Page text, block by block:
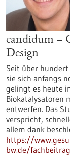
candidum –
Design
Seit über hundert
sie sich anfangs
gelingt es heute
Biokatalysatoren
entwerfen. Das
verspricht,
allem dank
https://
bw.de/